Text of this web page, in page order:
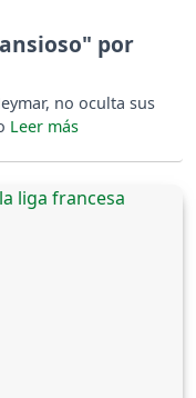
por
no oculta sus